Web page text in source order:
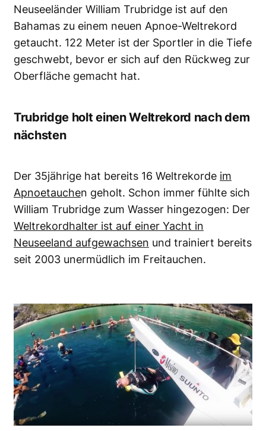
Neuseeländer William Trubridge ist auf den
Bahamas zu einem neuen Apnoe-Weltrekord
getaucht. 122 Meter ist der Sportler in die Tiefe
geschwebt, bevor er sich auf den Rückweg zur
Oberfläche gemacht hat.
Trubridge holt einen Weltrekord nach dem
nächsten
Der 35jährige hat bereits 16 Weltrekorde im
Apnoetauchen geholt. Schon immer fühlte sich
William Trubridge zum Wasser hingezogen: Der
Weltrekordhalter ist auf einer Yacht in
Neuseeland aufgewachsen und trainiert bereits
seit 2003 unermüdlich im Freitauchen.